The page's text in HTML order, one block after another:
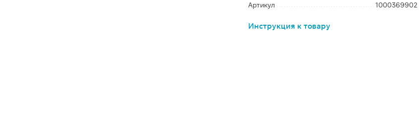
Артикул 1000369902
Инструкция к товару